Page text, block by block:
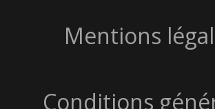
Mentions
Conditions